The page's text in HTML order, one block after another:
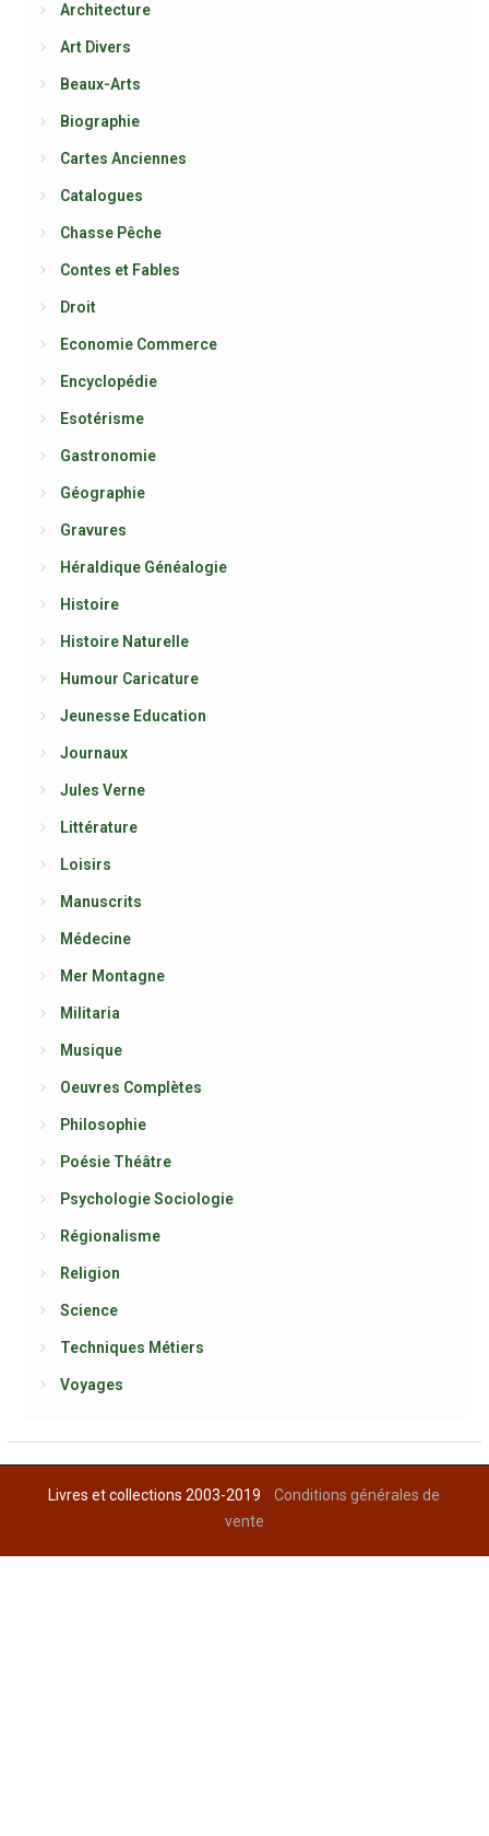
Architecture
Art Divers
Beaux-Arts
Biographie
Cartes Anciennes
Catalogues
Chasse Pêche
Contes et Fables
Droit
Economie Commerce
Encyclopédie
Esotérisme
Gastronomie
Géographie
Gravures
Héraldique Généalogie
Histoire
Histoire Naturelle
Humour Caricature
Jeunesse Education
Journaux
Jules Verne
Littérature
Loisirs
Manuscrits
Médecine
Mer Montagne
Militaria
Musique
Oeuvres Complètes
Philosophie
Poésie Théâtre
Psychologie Sociologie
Régionalisme
Religion
Science
Techniques Métiers
Voyages
Livres et collections 2003-2019Conditions générales de
vente